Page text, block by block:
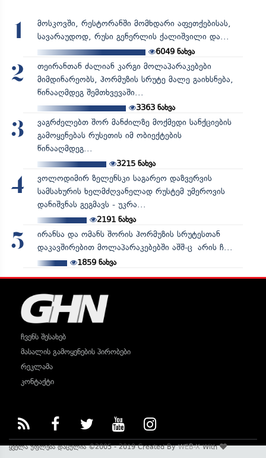
1
მოსკოვში, რესტორანში მომხდარი აფეთქებისას,
სავარაუდოდ, რუსი გენერლის ქალიშვილი და...
6049 ნახვა
2
თეირანთან ძალიან კარგი მოლაპარაკებები
მიმდინარეობს, ჰორმუზის სრუტე მალე გაიხსნება,
წინააღმდეგ შემთხვევაში...
3363ნახვა
3
ვაგრძელებთ შორ მანძილზე მოქმედი სანქციების
გამოყენებას რუსეთის იმ ობიექტების
წინააღმდეგ...
3215ნახვა
4
ვოლოდიმირ ზელენსკი საგარეო დაზვერვის
სამსახურის ხელმძღვანელად რუსტემ უმეროვის
დანიშვნას გეგმავს - უკრა...
2191ნახვა
5
ირანსა და ომანს შორის ჰორმუზის სრუტესთან
დაკავშირებით მოლაპარაკებებში აშშ-ც არის ჩ...
1859ნახვა
ჩვენს შესახებ
მასალის გამოყენების პირობები
რეკლამა
კონტაქტი
ყველა უფლება დაცულია ©2005 - 2019 Created ByWEB-XWith